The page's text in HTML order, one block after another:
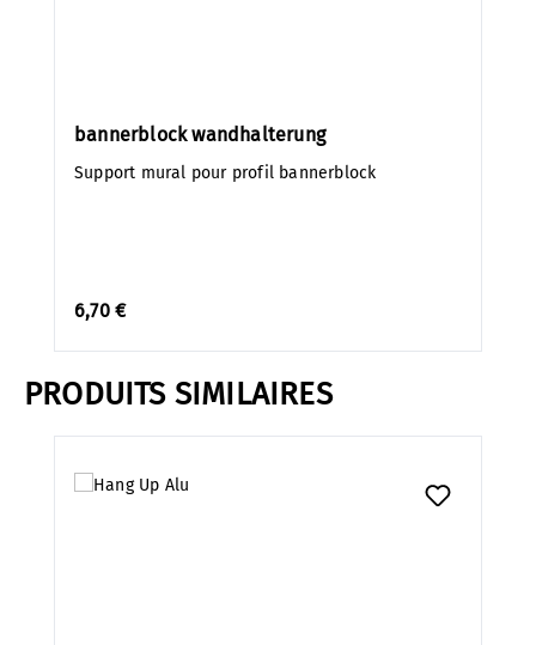
bannerblock wandhalterung
Support mural pour profil bannerblock
6,70 €
PRODUITS SIMILAIRES